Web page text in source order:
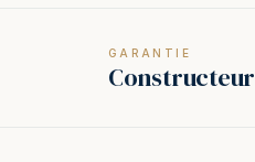
GARANTIE
Constructeur